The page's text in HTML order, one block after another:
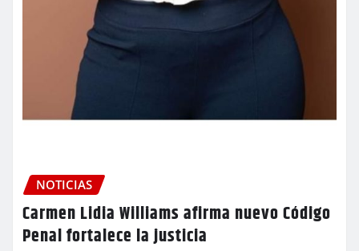
NOTICIAS
Carmen Lidia Williams afirma nuevo Código
Penal fortalece la justicia